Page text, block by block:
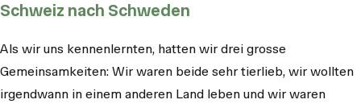
Schweiz nach Schweden
Als wir uns kennenlernten, hatten wir drei grosse
Gemeinsamkeiten: Wir waren beide sehr tierlieb, wir wollten
irgendwann in einem anderen Land leben und wir waren